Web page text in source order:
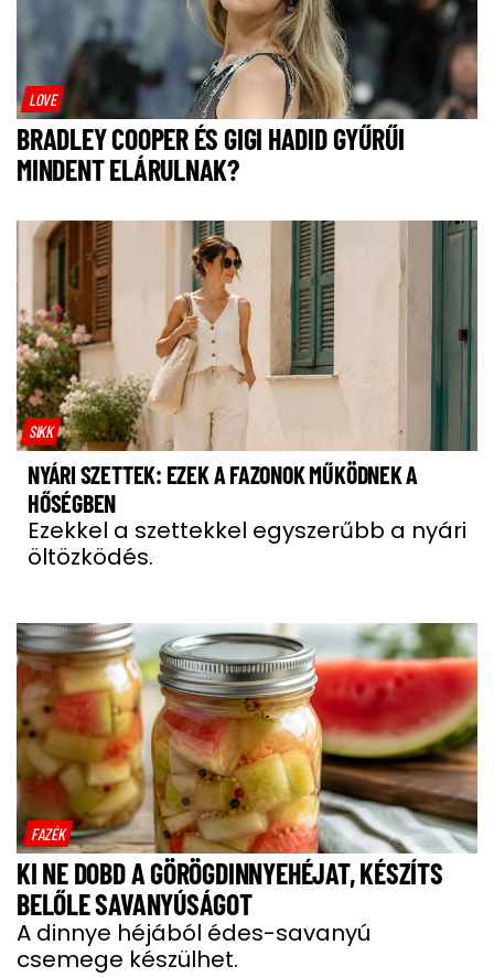
LOVE
BRADLEY COOPER ÉS GIGI HADID GYŰRŰI
MINDENT ELÁRULNAK?
SIKK
NYÁRI SZETTEK: EZEK A FAZONOK MŰKÖDNEK A
HŐSÉGBEN
Ezekkel a szettekkel egyszerűbb a nyári
öltözködés.
FAZÉK
KI NE DOBD A GÖRÖGDINNYEHÉJAT, KÉSZÍTS
BELŐLE SAVANYÚSÁGOT
A dinnye héjából édes-savanyú
csemege készülhet.